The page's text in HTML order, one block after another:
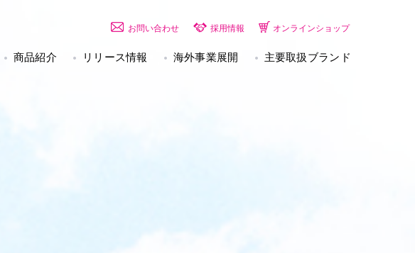
お問い合わせ 採用情報 オンラインショップ
商品紹介 リリース情報 海外事業展開 主要取扱ブランド